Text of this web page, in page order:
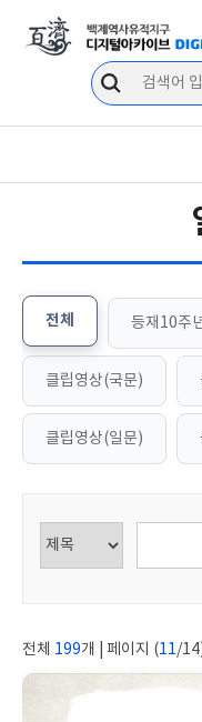
전체 등재10주
클립영상(국문)
클립영상(일문)
전체 199개 | 페이지 (11/